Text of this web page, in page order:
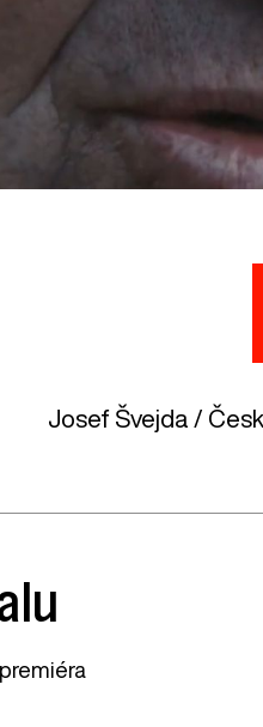
Josef Švejda /